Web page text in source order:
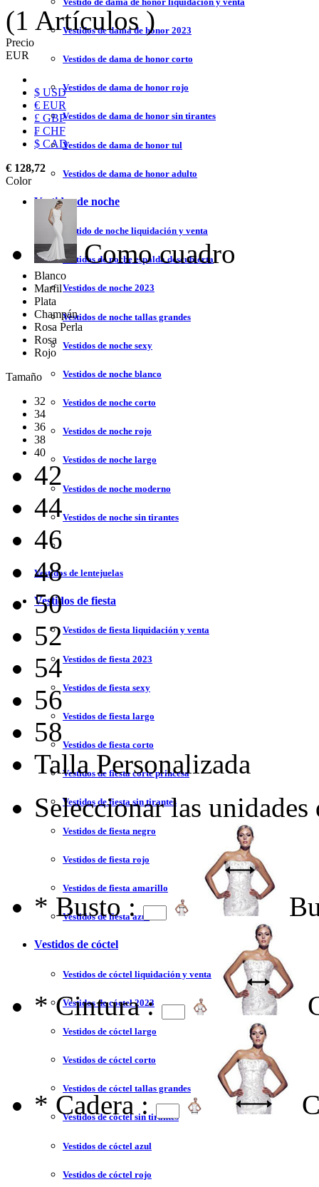
Vestidos de dama de honor 2023
Vestidos de dama de honor corto
Vestidos de dama de honor rojo
Vestidos de dama de honor sin tirantes
Vestidos de dama de honor tul
Vestidos de dama de honor adulto
Vestidos de noche
Vestido de noche liquidación y venta
Vestidos de noche espalda descubierta
Vestidos de noche 2023
Vestidos de noche tallas grandes
Vestidos de noche sexy
Vestidos de noche blanco
Vestidos de noche corto
Vestidos de noche rojo
Vestidos de noche largo
Vestidos de noche moderno
Vestidos de noche sin tirantes
Vestidos de lentejuelas
Vestidos de fiesta
Vestidos de fiesta liquidación y venta
Vestidos de fiesta 2023
Vestidos de fiesta sexy
Vestidos de fiesta largo
Vestidos de fiesta corto
Vestidos de fiesta corte princesa
Vestidos de fiesta sin tirantes
Vestidos de fiesta negro
Vestidos de fiesta rojo
Vestidos de fiesta amarillo
Vestidos de fiesta azul
Vestidos de cóctel
Vestidos de cóctel liquidación y venta
Vestidos de cóctel 2023
Vestidos de cóctel largo
Vestidos de cóctel corto
Vestidos de cóctel tallas grandes
Vestidos de cóctel sin tirantes
Vestidos de cóctel azul
Vestidos de cóctel rojo
(1 Artículos )
Precio
EUR
$ USD
€ EUR
£ GBP
₣ CHF
$ CAD
€ 128,72
Color
Como cuadro
Blanco
Marfil
Plata
Champán
Rosa Perla
Rosa
Rojo
Tamaño
32
34
36
38
40
42
44
46
48
50
52
54
56
58
Talla Personalizada
Seleccionar las
* Busto :
* Cintura :
* Cadera :